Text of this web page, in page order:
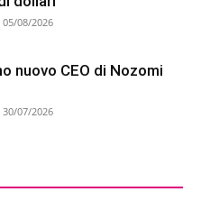
05/08/2026
nuovo CEO di Nozomi
30/07/2026